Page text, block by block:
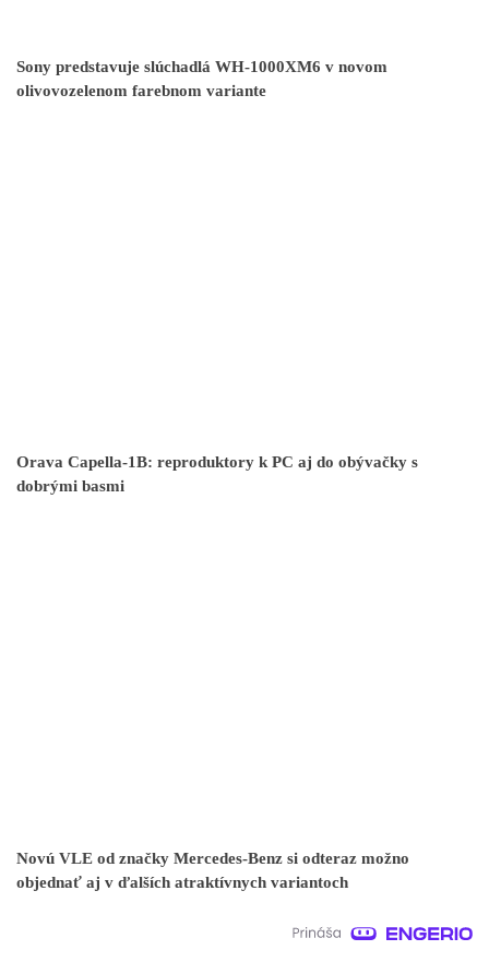
Sony predstavuje slúchadlá WH-1000XM6 v novom
olivovozelenom farebnom variante
Orava Capella-1B: reproduktory k PC aj do obývačky s
dobrými basmi
Novú VLE od značky Mercedes-Benz si odteraz možno
objednať aj v ďalších atraktívnych variantoch